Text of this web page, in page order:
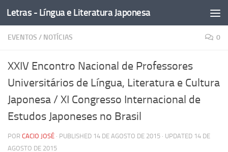
Skip to content
Letras - Língua e Literatura Japonesa
EVENTOS / NOTÍCIAS 0
XXIV Encontro Nacional de Professores
Universitários de Língua, Literatura e Cultura
Japonesa / XI Congresso Internacional de
Estudos Japoneses no Brasil
POR CACIO JOSÉ · PUBLISHED 14 DE AGOSTO DE 2015 · UPDATED 14 DE
AGOSTO DE 2015